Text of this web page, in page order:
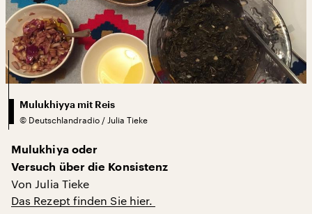
Mulukhiyya mit Reis
© Deutschlandradio / Julia Tieke
Mulukhiya oder
Versuch über die Konsistenz
Von Julia Tieke
Das Rezept finden Sie hier.